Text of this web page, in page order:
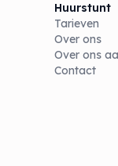
Huurstunt
Tarieven
Over ons
Over ons
Contact